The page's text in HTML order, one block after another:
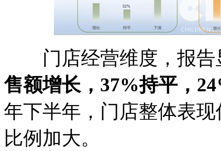
门店经营维度，报告
售额增长，37%持平，
年下半年，门店整体表
比例加大。